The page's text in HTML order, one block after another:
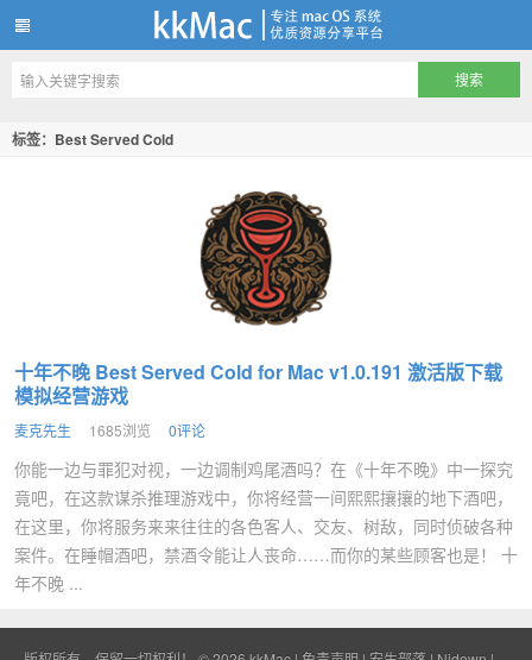
kkMac
标签：Best Served Cold
十年不晚 Best Served Cold for Mac v1.0.191 激活版下载
模拟经营游戏
麦克先生 1685浏览 0评论
你能一边与罪犯对视，一边调制鸡尾酒吗？在《十年不晚》中一探究
竟吧，在这款谋杀推理游戏中，你将经营一间熙熙攘攘的地下酒吧，
在这里，你将服务来来往往的各色客人、交友、树敌，同时侦破各种
案件。在睡帽酒吧，禁酒令能让人丧命……而你的某些顾客也是！ 十
年不晚 ...